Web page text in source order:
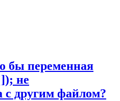
бы переменная
не
с другим файлом?